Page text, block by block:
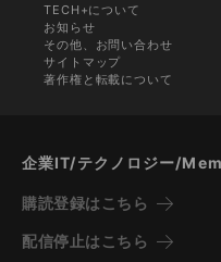
TECH+について
お知らせ
その他、お問い合わせ
サイトマップ
著作権と転載について
企業IT/テクノロジー/
購読登録はこちら
配信停止はこちら